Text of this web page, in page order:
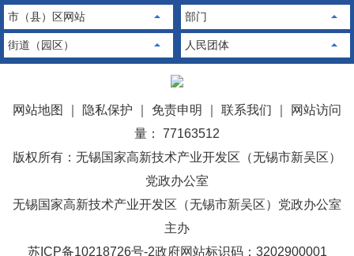
市（县）区网站 部门
街道（园区） 人民团体
网站地图 隐私保护 免责申明 联系我们
网站访问
量： 77163512
版权所有：无锡国家高新技术产业开发区（无锡市新吴区）
党政办公室
无锡国家高新技术产业开发区（无锡市新吴区）党政办公室
主办
苏ICP备10218726号-2政府网站标识码：3202900001